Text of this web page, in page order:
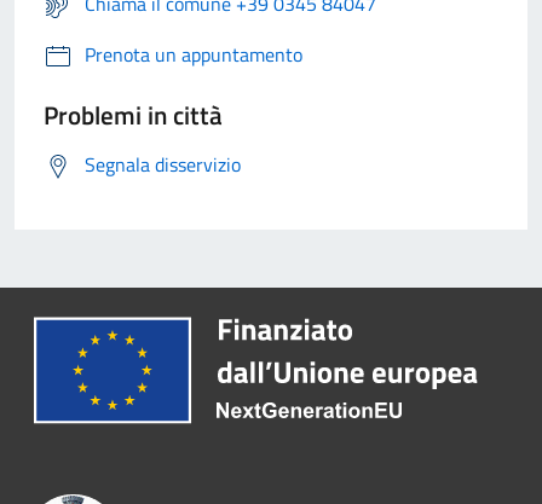
Prenota un appuntamento
Problemi in città
Segnala disservizio